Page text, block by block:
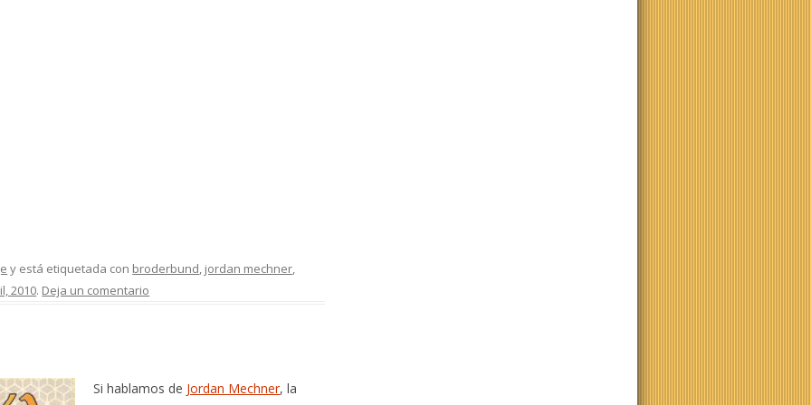
y está etiquetada con broderbund, jordan mechner,
2010. Deja un comentario
Si hablamos de Jordan Mechner, la